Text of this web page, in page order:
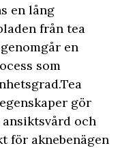
en lång
från tea
en
som
gör
och
för aknebenägen